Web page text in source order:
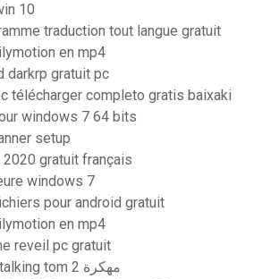
10
traduction tout langue gratuit
en mp4
darkrp gratuit pc
télécharger completo gratis baixaki
windows 7 64 bits
setup
gratuit français
windows 7
pour android gratuit
en mp4
reveil pc gratuit
Telecharger mon talking tom 2 مهكرة